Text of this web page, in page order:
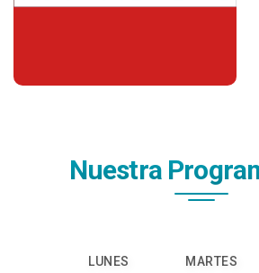
Nuestra
LUNES MARTES